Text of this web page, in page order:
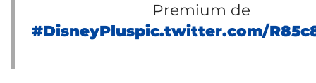
Premium de
#DisneyPluspic.twitter.com/